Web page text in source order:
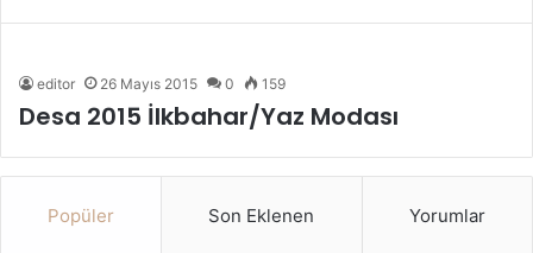
editor 26 Mayıs 2015 0 159
Desa 2015 İlkbahar/Yaz Modası
Popüler Son Eklenen Yorumlar